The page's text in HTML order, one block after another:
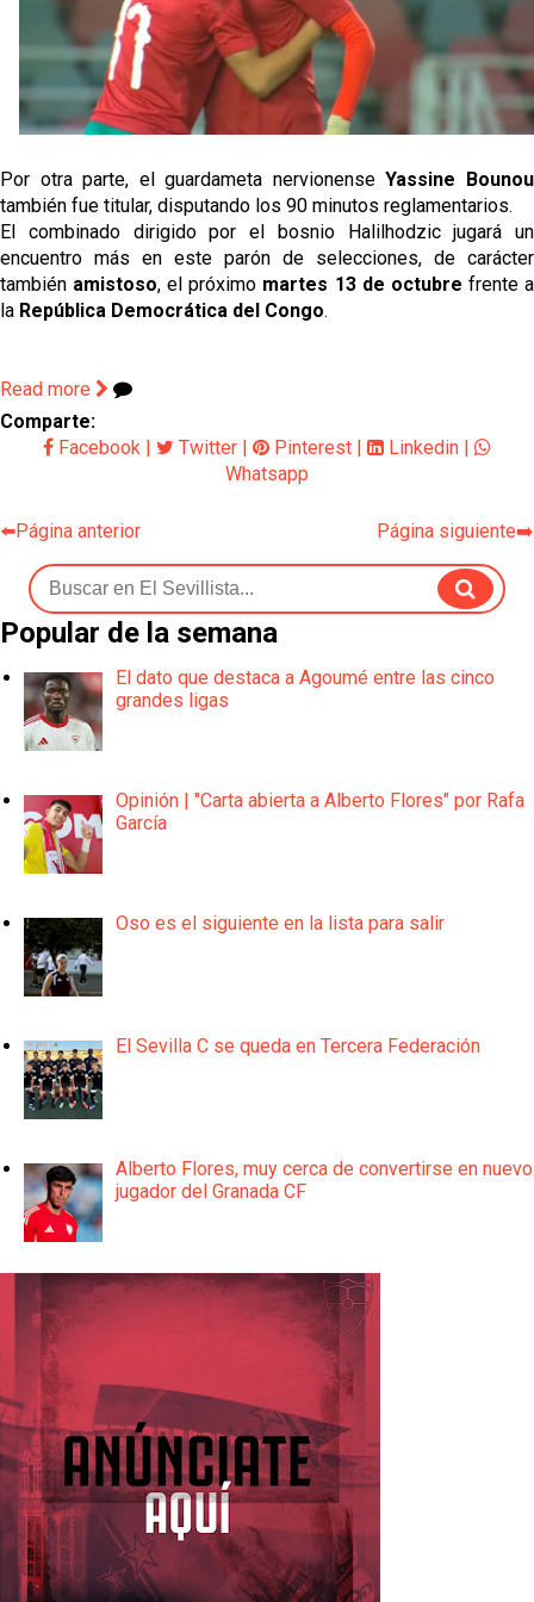
Vargas y Sow se incorporan al grupo en la sesión
del martes
Odysseas Vlachodimos: “El objetivo es mejorar la
temporada pasada”
fichajes
Opinión | "Carta abierta a Alberto Flores" por Rafa
García
Por otra parte, el guardameta nervionenseYassine Bounou
también fue titular, disputando los 90 minutos reglamentarios.
El combinado dirigido por el bosnio Halilhodzic jugará un
encuentro más en este parón de selecciones, de carácter
también amistoso, el próximo martes 13 de octubre frente a
la República Democrática del Congo.
Read more
Comparte:
Facebook
Twitter Pinterest Linkedin
Whatsapp
⬅️Página anterior Página siguiente➡️
Popular de la semana
El dato que destaca a Agoumé entre las cinco
grandes ligas
Opinión | "Carta abierta a Alberto Flores" por Rafa
García
Oso es el siguiente en la lista para salir
El Sevilla C se queda en Tercera Federación
Alberto Flores, muy cerca de convertirse en nuevo
jugador del Granada CF